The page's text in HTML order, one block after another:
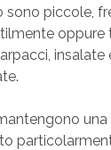
piccole,
oppure
insalate